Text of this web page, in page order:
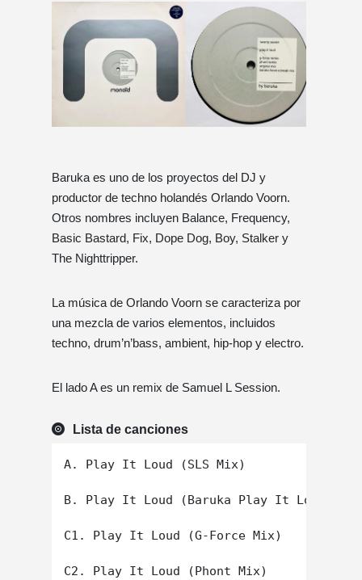
Baruka es uno de los proyectos del DJ y
productor de techno holandés Orlando Voorn.
Otros nombres incluyen Balance, Frequency,
Basic Bastard, Fix, Dope Dog, Boy, Stalker y
The Nighttripper.
La música de Orlando Voorn se caracteriza por
una mezcla de varios elementos, incluidos
techno, drum’n’bass, ambient, hip-hop y electro.
El lado A es un remix de Samuel L Session.
Lista de canciones
A. Play It Loud (SLS Mix)
B. Play It Loud (Baruka Play It Long Mix)
C1. Play It Loud (G-Force Mix)
C2. Play It Loud (Phont Mix)